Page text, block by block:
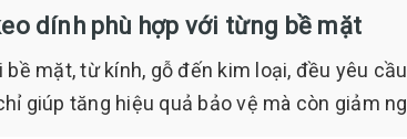
dính phù hợp với từng bề mặt
bề mặt, từ kính, gỗ đến kim loại, đều yêu
giúp tăng hiệu quả bảo vệ mà còn giảm